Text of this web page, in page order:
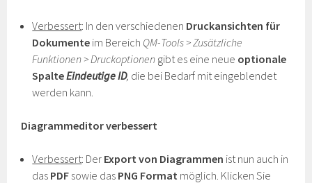
Verbessert: In den verschiedenen Druckansichten für
Dokumente im Bereich QM-Tools > Zusätzliche
Funktionen > Druckoptionen gibt es eine neue optionale
SpalteEindeutige ID, die bei Bedarf mit eingeblendet
werden kann.
Diagrammeditor verbessert
Verbessert: Der Export von Diagrammen ist nun auch in
das PDF sowie das PNG Format möglich. Klicken Sie